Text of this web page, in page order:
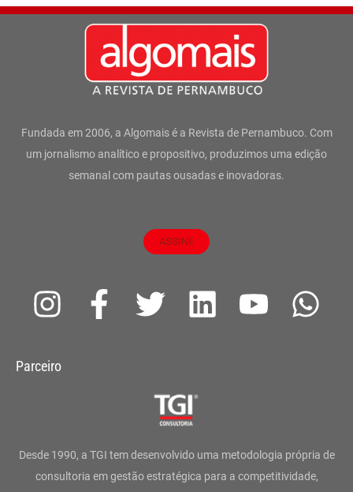
Fundada em 2006, a Algomais é a Revista de Pernambuco. Com
um jornalismo analítico e propositivo, produzimos uma edição
semanal com pautas ousadas e inovadoras.
ASSINE
I
s
g
r
F
a
o
o
T
t
e
r
L
d
i
Y
b
e
W
a
p
Parceiro
Desde 1990, a TGI tem desenvolvido uma metodologia própria de
consultoria em gestão estratégica para a competitividade,